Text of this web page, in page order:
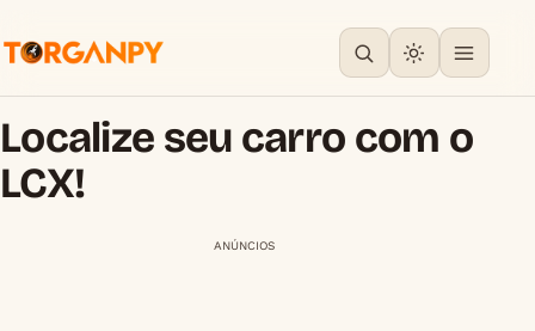
Localize seu carro com o
LCX!
ANÚNCIOS